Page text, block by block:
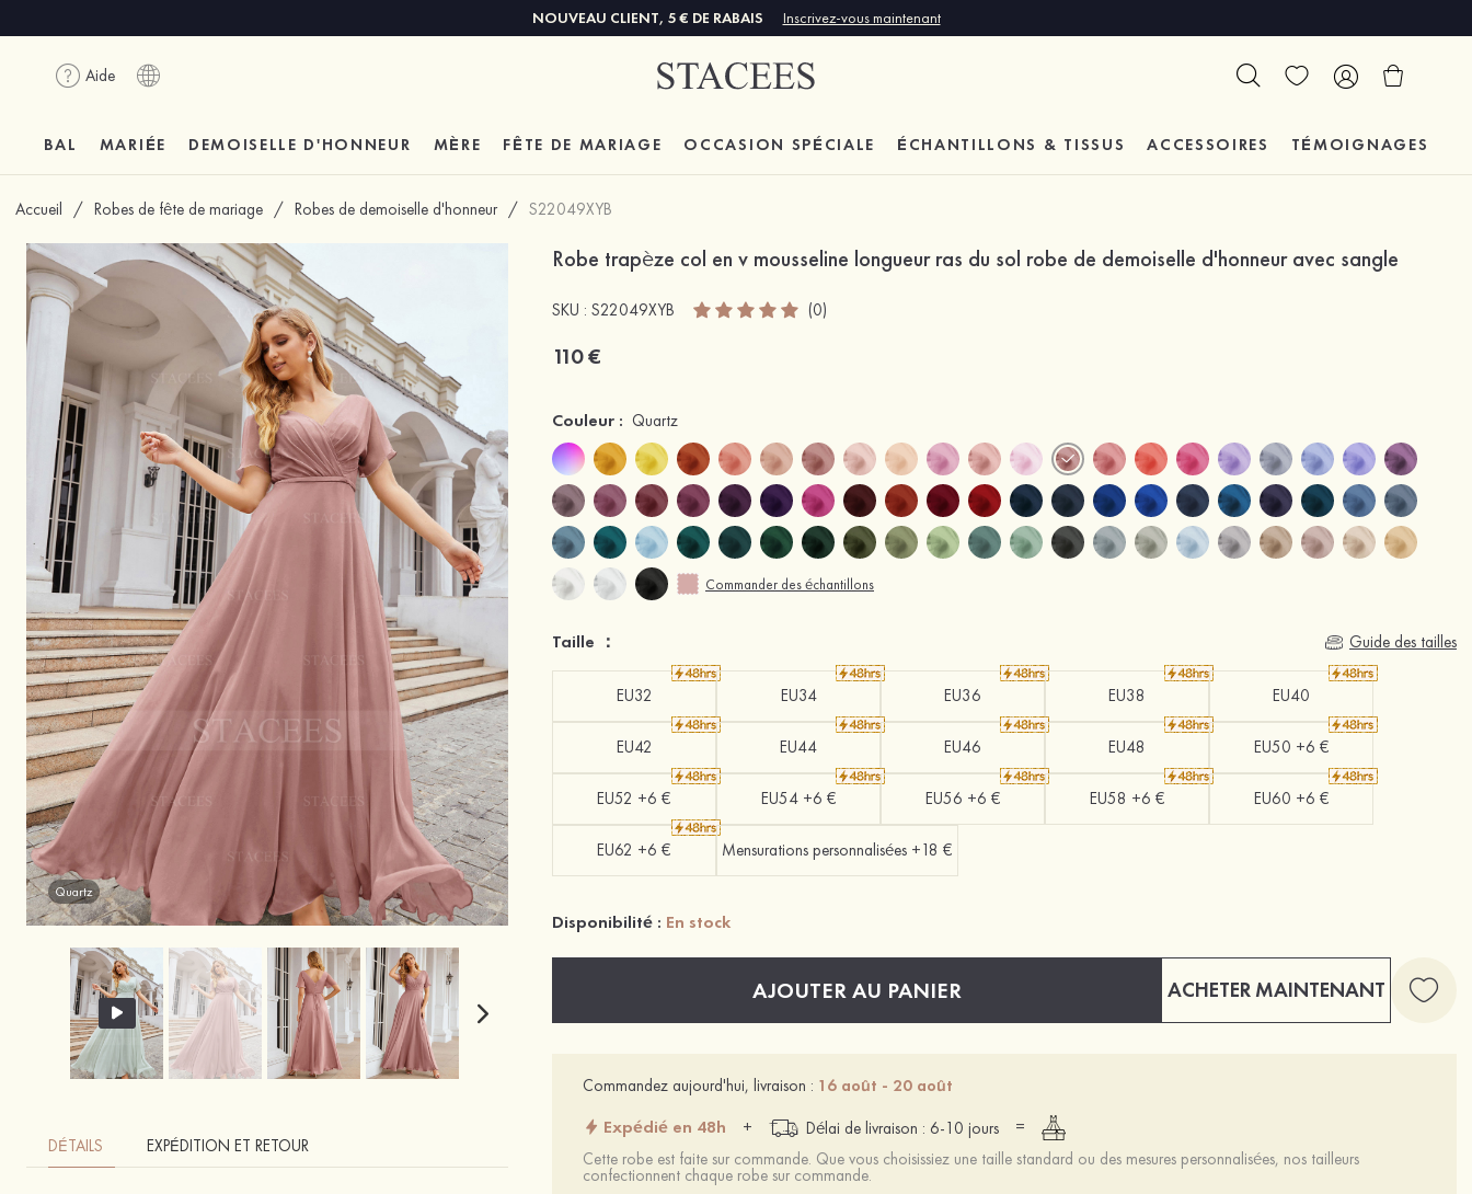
NOUVEAU CLIENT, 5 € DE RABAIS Inscrivez-vous maintenant
Aide
BAL MARIÉE DEMOISELLE D'HONNEUR MÈRE FÊTE DE MARIAGE OCCASION SPÉCIALE ÉCHANTILLONS & TISSUS ACCESSOIRES TÉMOIGNAGES
Accueil / Robes de fête de mariage / Robes de demoiselle d'honneur / S22049XYB
Quartz
DÉTAILS EXPÉDITION ET RETOUR
Robe trapèze col en v mousseline longueur ras du sol robe de demoiselle d'honneur avec sangle
SKU : S22049XYB (0)
110 €
Couleur : Quartz
Commander des échantillons
Taille ： Guide des tailles
EU32 EU34 EU36 EU38 EU40
EU42 EU44 EU46 EU48 EU50 +6 €
EU52 +6 € EU54 +6 € EU56 +6 € EU58 +6 € EU60 +6 €
EU62 +6 € Mensurations personnalisées +18 €
Disponibilité : En stock
AJOUTER AU PANIER ACHETER MAINTENANT
Commandez aujourd'hui, livraison : 16 août - 20 août
Expédié en 48h + Délai de livraison : 6-10 jours
=
Cette robe est faite sur commande. Que vous choisissiez une taille standard ou des mesures personnalisées, nos tailleurs
confectionnent chaque robe sur commande.